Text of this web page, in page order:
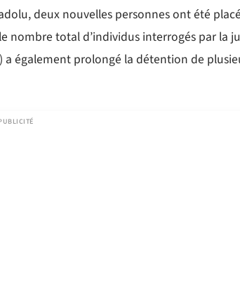
deux nouvelles personnes ont été
nombre total d’individus interrogés par la
a également prolongé la détention de